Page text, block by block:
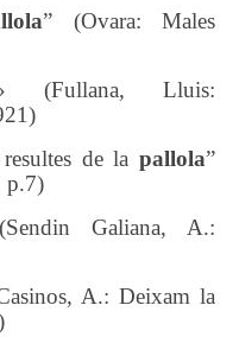
” (Ovara: Males
(Fullana, Lluis:
de la pallola”
p.7)
Galiana, A.:
A.: Deixam la